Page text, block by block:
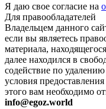
Я даю свое согласие на
Для правообладателей
Владельцем данного
если вы являетесь
материала,
далее находился в
содействие по
условия
этого вам необходимо
info@egoz.world